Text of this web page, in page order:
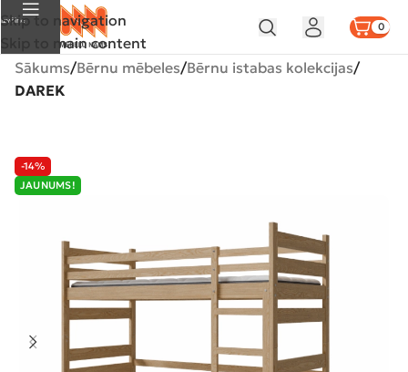
Skip to navigation
Skip to main content
Izvēlne 0
Sākums Bērnu mēbeles Bērnu istabas kolekcijas
DAREK
-14%
JAUNUMS!